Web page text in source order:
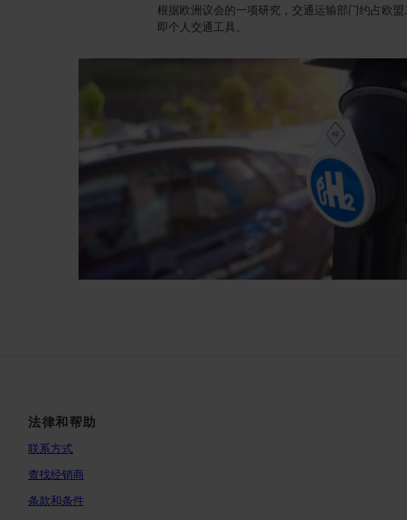
根据欧洲议会的一项研究，交通运输部门约占欧
即个人交通工具。
法律和帮助
联系方式
查找经销商
条款和条件